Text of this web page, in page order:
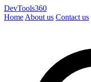
DevTools360
Home About us Contact us